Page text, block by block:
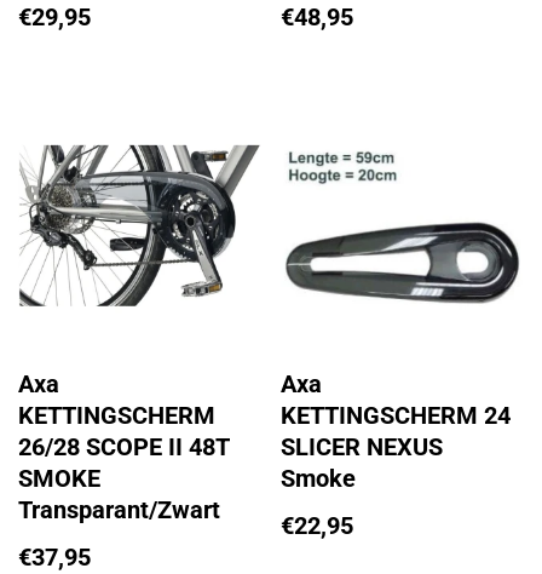
€29,95
€48,95
Axa
KETTINGSCHERM
26/28 SCOPE II 48T
SMOKE
Transparant/Zwart
€37,95
Axa
KETTINGSCHERM 24
SLICER NEXUS
Smoke
€22,95